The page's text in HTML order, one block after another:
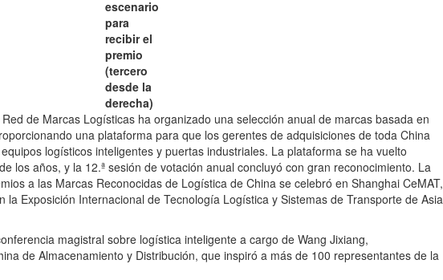
escenario
para
recibir el
premio
(tercero
desde la
derecha)
de Marcas Logísticas ha organizado una selección anual de marcas basada en
una plataforma para que los gerentes de adquisiciones de toda China
logísticos inteligentes y puertas industriales. La plataforma se ha vuelto
los años, y la 12.ª sesión de votación anual concluyó con gran reconocimiento. La
a las Marcas Reconocidas de Logística de China se celebró en Shanghai CeMAT,
la Exposición Internacional de Tecnología Logística y Sistemas de Transporte de Asia
magistral sobre logística inteligente a cargo de Wang Jixiang,
de Almacenamiento y Distribución, que inspiró a más de 100 representantes de la